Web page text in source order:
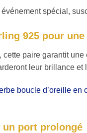
événement spécial,
925 pour
paire garantit
leur brillance
boucle d’oreille en
un port prolongé